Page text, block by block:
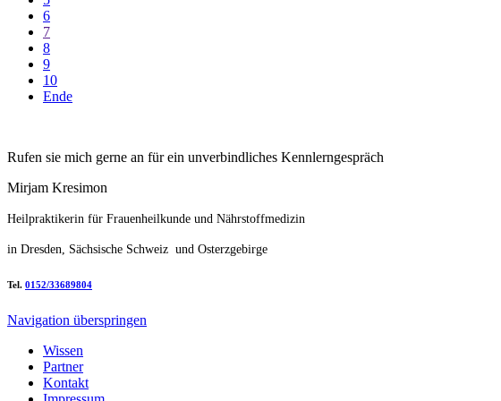
6
7
8
9
10
Ende
Rufen sie mich gerne an für ein unverbindliches Kennlerngespräch
Mirjam Kresimon
Heilpraktikerin für Frauenheilkunde und Nährstoffmedizin
in Dresden, Sächsische Schweiz und Osterzgebirge
Tel. 0152/33689804
Navigation überspringen
Wissen
Partner
Kontakt